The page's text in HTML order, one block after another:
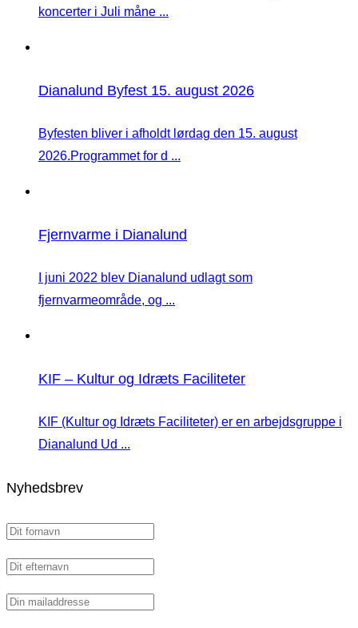
koncerter i Juli måne ...
Dianalund Byfest 15. august 2026
Byfesten bliver i afholdt lørdag den 15. august
2026.Programmet for d ...
Fjernvarme i Dianalund
I juni 2022 blev Dianalund udlagt som
fjernvarmeområde, og ...
KIF – Kultur og Idræts Faciliteter
KIF (Kultur og Idræts Faciliteter) er en arbejdsgruppe i
Dianalund Ud ...
Nyhedsbrev